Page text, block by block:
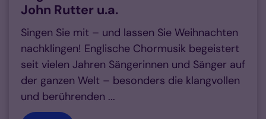
John Rutter u.a.
Singen Sie mit – und lassen Sie Weihnachten
nachklingen! Englische Chormusik begeistert
seit vielen Jahren Sängerinnen und Sänger auf
der ganzen Welt – besonders die klangvollen
und berührenden ...